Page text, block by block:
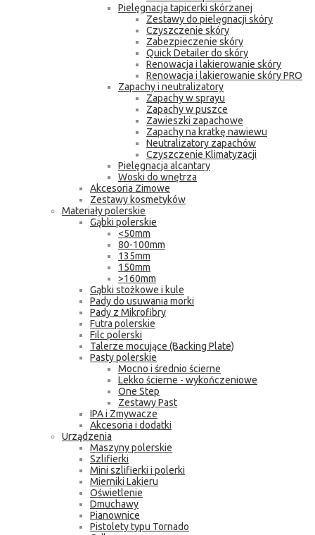
Pielęgnacja tapicerki skórzanej
Zestawy do pielęgnacji skóry
Czyszczenie skóry
Zabezpieczenie skóry
Quick Detailer do skóry
Renowacja i lakierowanie skóry
Renowacja i lakierowanie skóry PRO
Zapachy i neutralizatory
Zapachy w sprayu
Zapachy w puszce
Zawieszki zapachowe
Zapachy na kratkę nawiewu
Neutralizatory zapachów
Czyszczenie Klimatyzacji
Pielęgnacja alcantary
Woski do wnętrza
Akcesoria Zimowe
Zestawy kosmetyków
Materiały polerskie
Gąbki polerskie
<50mm
80-100mm
135mm
150mm
>160mm
Gąbki stożkowe i kule
Pady do usuwania morki
Pady z Mikrofibry
Futra polerskie
Filc polerski
Talerze mocujące (Backing Plate)
Pasty polerskie
Mocno i średnio ścierne
Lekko ścierne - wykończeniowe
One Step
Zestawy Past
IPA i Zmywacze
Akcesoria i dodatki
Urządzenia
Maszyny polerskie
Szlifierki
Mini szlifierki i polerki
Mierniki Lakieru
Oświetlenie
Dmuchawy
Pianownice
Pistolety typu Tornado